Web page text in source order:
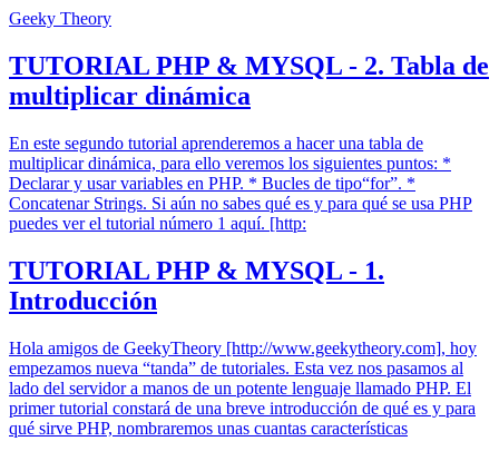
Geeky Theory
TUTORIAL PHP & MYSQL - 2. Tabla de
multiplicar dinámica
En este segundo tutorial aprenderemos a hacer una tabla de
multiplicar dinámica, para ello veremos los siguientes puntos: *
Declarar y usar variables en PHP. * Bucles de tipo“for”. *
Concatenar Strings. Si aún no sabes qué es y para qué se usa PHP
puedes ver el tutorial número 1 aquí. [http:
TUTORIAL PHP & MYSQL - 1.
Introducción
Hola amigos de GeekyTheory [http://www.geekytheory.com], hoy
empezamos nueva “tanda” de tutoriales. Esta vez nos pasamos al
lado del servidor a manos de un potente lenguaje llamado PHP. El
primer tutorial constará de una breve introducción de qué es y para
qué sirve PHP, nombraremos unas cuantas características